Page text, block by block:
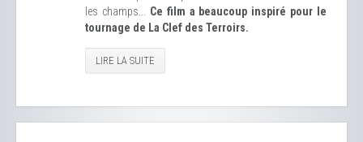
les champs... Ce film a beaucoup inspiré pour le
tournage de La Clef des Terroirs.
LIRE LA SUITE